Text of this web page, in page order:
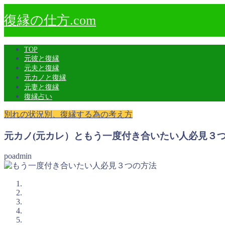
復縁の仕方.com
TOP
元彼と復縁
元夫と復縁
元カノと復縁
元妻と復縁
復縁占い
別れの状況別、復縁する為の考え方
元カノ(元カレ）ともう一度付き合いたい人必見３
poadmin